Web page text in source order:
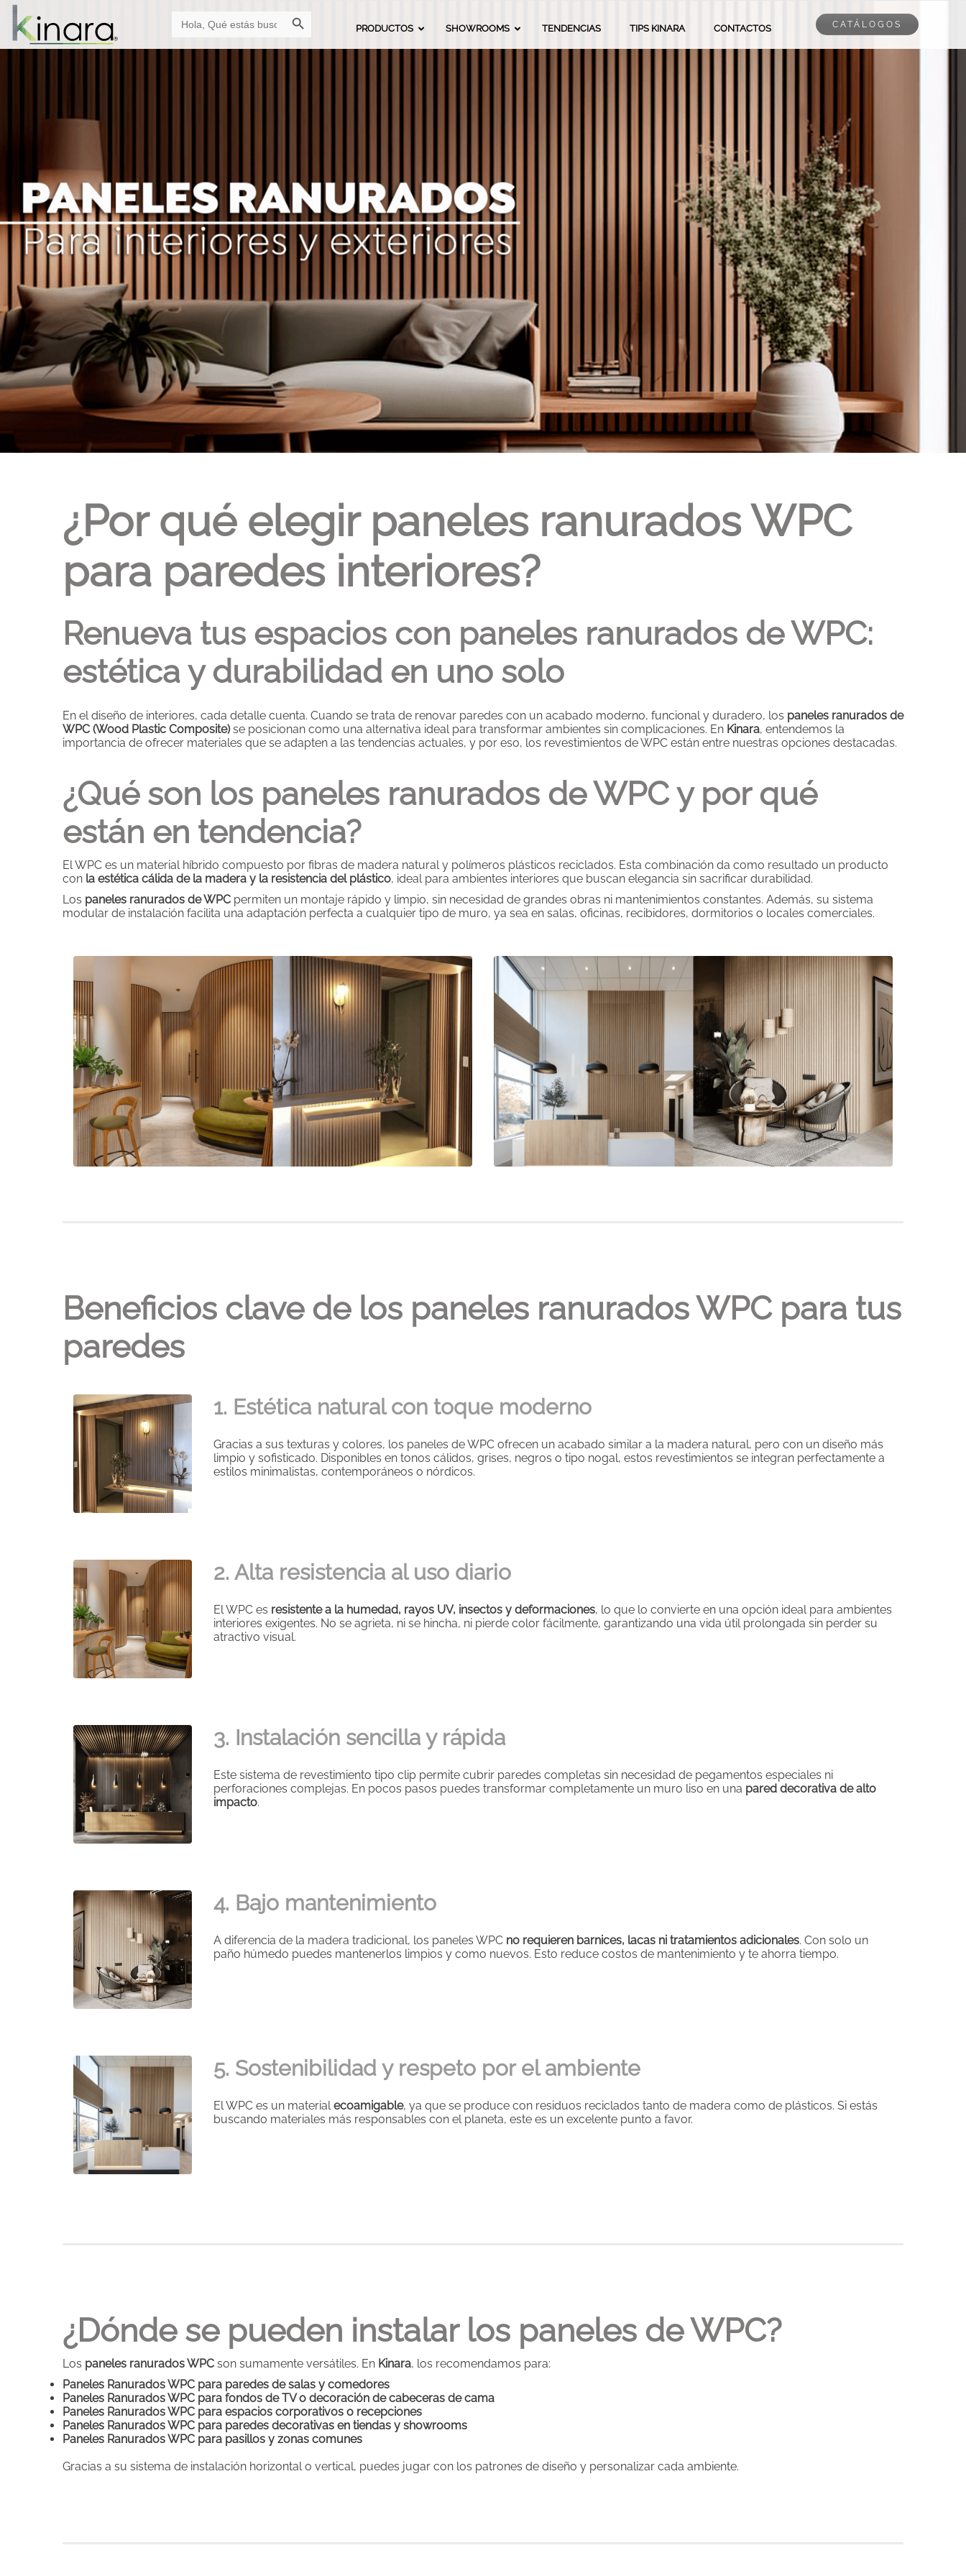
CATÁLOGOS
PRODUCTOS SHOWROOMS TENDENCIAS TIPS KINARA CONTACTOS
¿Por qué elegir paneles ranurados WPC
para paredes interiores?
Renueva tus espacios con paneles ranurados de WPC:
estética y durabilidad en uno solo
En el diseño de interiores, cada detalle cuenta. Cuando se trata de renovar paredes con un acabado moderno, funcional y duradero, los paneles ranurados de
WPC (Wood Plastic Composite)se posicionan como una alternativa ideal para transformar ambientes sin complicaciones. En Kinara, entendemos la
importancia de ofrecer materiales que se adapten a las tendencias actuales, y por eso, los revestimientos de WPC están entre nuestras opciones destacadas.
¿Qué son los paneles ranurados de WPC y por qué
están en tendencia?
El WPC es un material híbrido compuesto por fibras de madera natural y polímeros plásticos reciclados. Esta combinación da como resultado un producto
con la estética cálida de la madera y la resistencia del plástico, ideal para ambientes interiores que buscan elegancia sin sacrificar durabilidad.
Los paneles ranurados de WPC permiten un montaje rápido y limpio, sin necesidad de grandes obras ni mantenimientos constantes. Además, su sistema
modular de instalación facilita una adaptación perfecta a cualquier tipo de muro, ya sea en salas, oficinas, recibidores, dormitorios o locales comerciales.
Beneficios clave de los paneles ranurados WPC para tus
paredes
1. Estética natural con toque moderno
Gracias a sus texturas y colores, los paneles de WPC ofrecen un acabado similar a la madera natural, pero con un diseño más
limpio y sofisticado. Disponibles en tonos cálidos, grises, negros o tipo nogal, estos revestimientos se integran perfectamente a
estilos minimalistas, contemporáneos o nórdicos.
2. Alta resistencia al uso diario
El WPC es resistente a la humedad, rayos UV, insectos y deformaciones, lo que lo convierte en una opción ideal para ambientes
interiores exigentes. No se agrieta, ni se hincha, ni pierde color fácilmente, garantizando una vida útil prolongada sin perder su
atractivo visual.
3. Instalación sencilla y rápida
Este sistema de revestimiento tipo clip permite cubrir paredes completas sin necesidad de pegamentos especiales ni
perforaciones complejas. En pocos pasos puedes transformar completamente un muro liso en una pared decorativa de alto
impacto.
4. Bajo mantenimiento
A diferencia de la madera tradicional, los paneles WPC no requieren barnices, lacas ni tratamientos adicionales. Con solo un
paño húmedo puedes mantenerlos limpios y como nuevos. Esto reduce costos de mantenimiento y te ahorra tiempo.
5. Sostenibilidad y respeto por el ambiente
El WPC es un material ecoamigable, ya que se produce con residuos reciclados tanto de madera como de plásticos. Si estás
buscando materiales más responsables con el planeta, este es un excelente punto a favor.
¿Dónde se pueden instalar los paneles de WPC?
Los paneles ranurados WPC son sumamente versátiles. En Kinara, los recomendamos para:
Paneles Ranurados WPC para paredes de salas y comedores
Paneles Ranurados WPC para fondos de TV o decoración de cabeceras de cama
Paneles Ranurados WPC para espacios corporativos o recepciones
Paneles Ranurados WPC para paredes decorativas en tiendas y showrooms
Paneles Ranurados WPC para pasillos y zonas comunes
Gracias a su sistema de instalación horizontal o vertical, puedes jugar con los patrones de diseño y personalizar cada ambiente.